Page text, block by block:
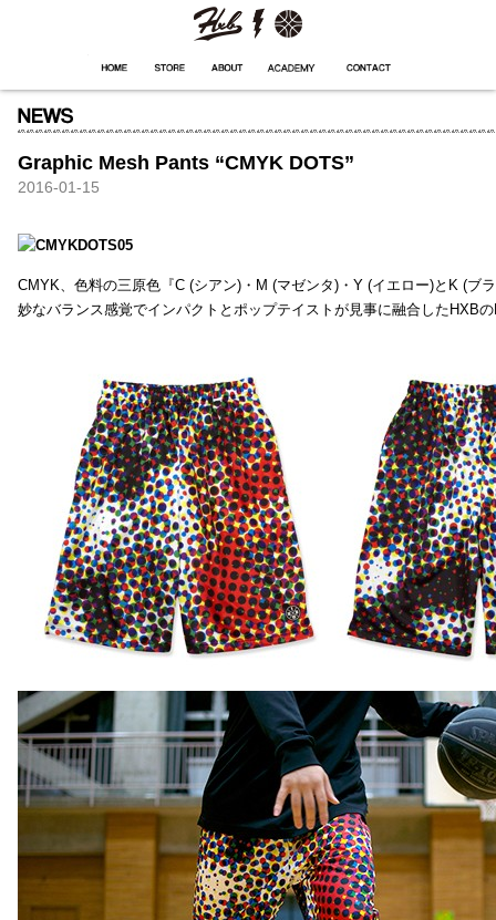
Graphic Mesh Pants “CMYK DOTS”
2016-01-15
CMYK、色料の三原色『C (シアン)・M (マゼンタ)・Y (イエロー)とK (ブ
妙なバランス感覚でインパクトとポップテイストが見事に融合したHXB